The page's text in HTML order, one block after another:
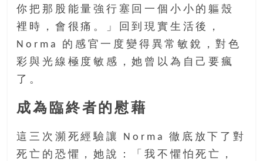
你把那股能量強行塞回一個小小的軀殼
裡時，會很痛。」回到現實生活後，
Norma 的感官一度變得異常敏銳，對色
彩與光線極度敏感，她曾以為自己要瘋
了。
成為臨終者的慰藉
這三次瀕死經驗讓 Norma 徹底放下了對
死亡的恐懼，她說：「我不懼怕死亡，